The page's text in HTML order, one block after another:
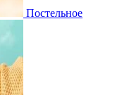
Постельное